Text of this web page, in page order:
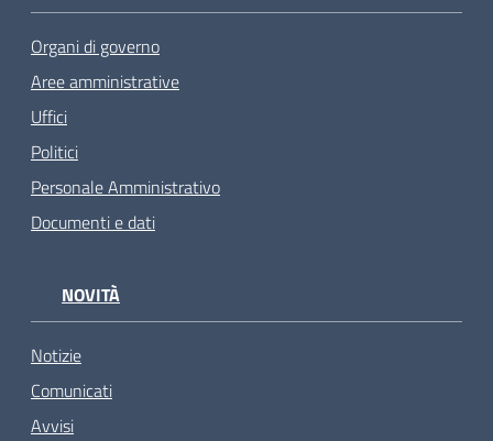
Organi di governo
Aree amministrative
Uffici
Politici
Personale Amministrativo
Documenti e dati
NOVITÀ
Notizie
Comunicati
Avvisi